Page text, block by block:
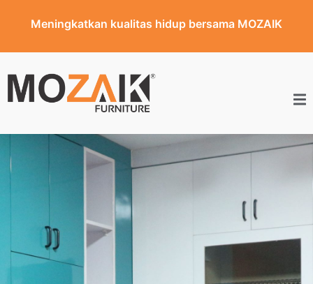
Meningkatkan kualitas hidup bersama MOZAIK